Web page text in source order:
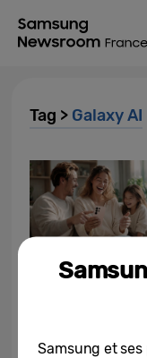
Tag > Galaxy AI
Samsung et